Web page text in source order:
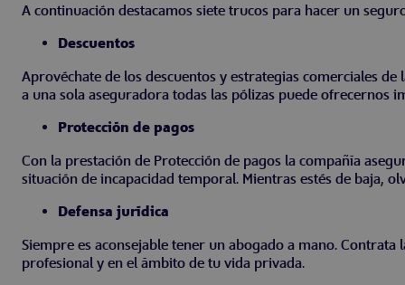
A continuación destacamos siete trucos para hacer un
Descuentos
Aprovéchate de los descuentos y estrategias comerciales
a una sola aseguradora todas las pólizas puede ofrecernos
Protección de pagos
Con la prestación de Protección de pagos la compañía
situación de incapacidad temporal. Mientras estés de baja,
Defensa jurídica
Siempre es aconsejable tener un abogado a mano.
profesional y en el ámbito de tu vida privada.